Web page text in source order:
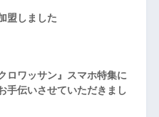
盟しました
ロワッサン』スマホ特集に
手伝いさせていただきまし